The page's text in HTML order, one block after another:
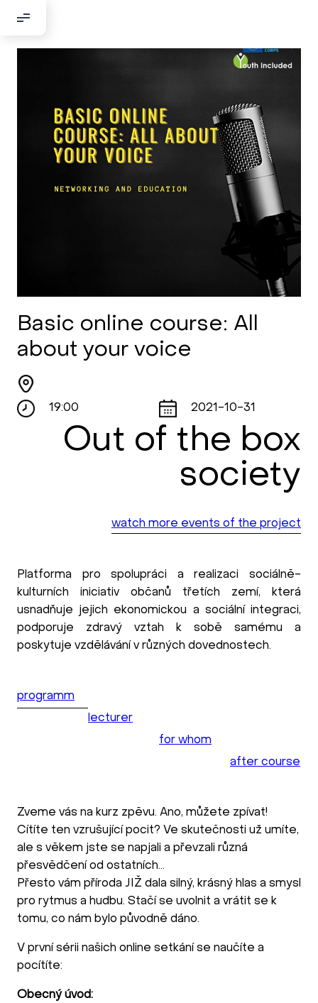
пожалуйста, контактируйте нас:
По адресу:
youthincluded@gmail.com
Basic online course: All
about your voice
19:00 2021-10-31
Out of the box
society
watch more events of the project
Platforma pro spolupráci a realizaci sociálně-
kulturních iniciativ občanů třetích zemí, která
usnadňuje jejich ekonomickou a sociální integraci,
podporuje zdravý vztah k sobě samému a
poskytuje vzdělávání v různých dovednostech.
programm
lecturer
for whom
after course
Zveme vás na kurz zpěvu. Ano, můžete zpívat!
Cítíte ten vzrušující pocit? Ve skutečnosti už umíte,
ale s věkem jste se napjali a převzali různá
přesvědčení od ostatních…
Přesto vám příroda JIŽ dala silný, krásný hlas a smysl
pro rytmus a hudbu. Stačí se uvolnit a vrátit se k
tomu, co nám bylo původně dáno.
V první sérii našich online setkání se naučíte a
pocítíte:
Obecný úvod: